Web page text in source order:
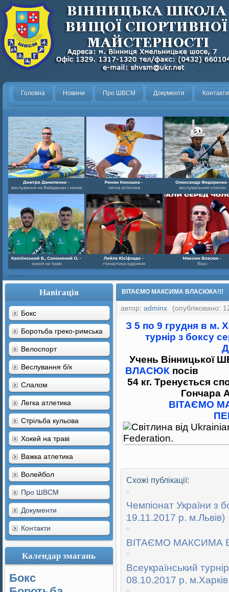
Головна Новини Про ШВСМ Документи Контакти
Навігація
Бокс
Боротьба греко-римська
Велоспорт
Веслування б/к
Cлалом
Легка атлетика
Стрільба кульова
Хокей на траві
Важка атлетика
Волейбол
Про ШВСМ
Документи
Контакти
Календар змагань
Бокс
ВІТАЄМО МАКСИМА ВЛАСЮКА!!!
автор: adminx (опубліковано:
З 5 по 9 грудня в м.
турнір з боксу
Учень Вінницької
ВЛАСЮК
54 кг. Тренується
Гончара
ВІТАЄМО
Схожі публікації:
Чемпіонат України з
19.11.2017 р. м.Львів)
ВІТАЄМО МАКСИМА
Всеукраїнський
08.10.2017 р. м.Харків